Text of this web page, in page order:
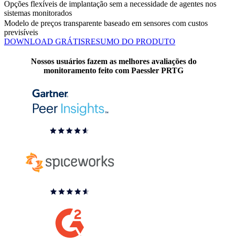
Opções flexíveis de implantação sem a necessidade de agentes nos
sistemas monitorados
Modelo de preços transparente baseado em sensores com custos
previsíveis
DOWNLOAD GRÁTISRESUMO DO PRODUTO
Nossos usuários fazem as melhores avaliações do
monitoramento feito com Paessler PRTG